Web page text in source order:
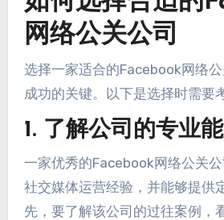
网络公关公司
选择一家适合的Facebook网络
成功的关键。以下是选择时需要
1. 了解公司的专业
一家优秀的Facebook网络公关
社交媒体运营经验，并能够提供
先，要了解该公司的过往案例，